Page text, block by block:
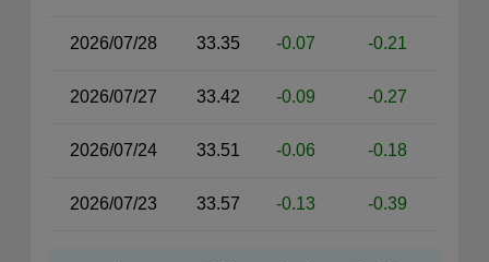
2026/07/28 33.35 -0.07 -0.21
2026/07/27 33.42 -0.09 -0.27
2026/07/24 33.51 -0.06 -0.18
2026/07/23 33.57 -0.13 -0.39